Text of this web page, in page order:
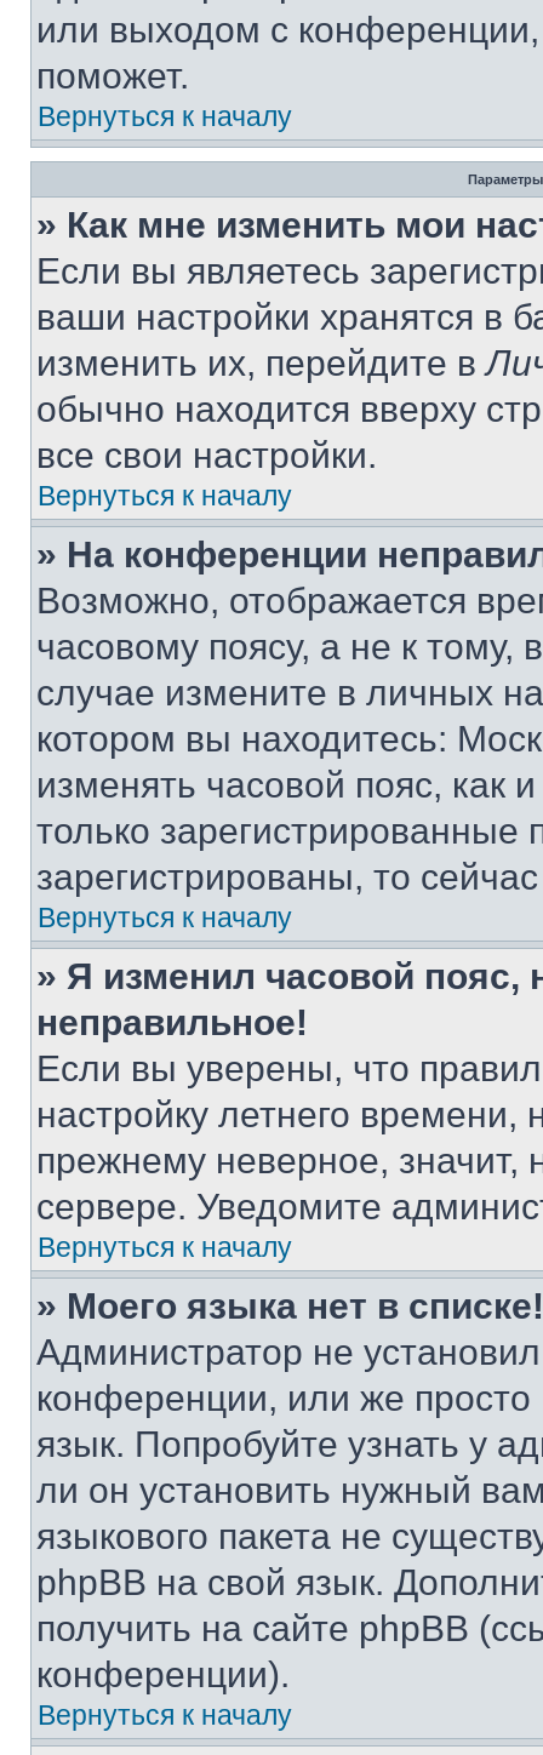
или выходом с
поможет.
Вернуться к началу
Параметры
» Как мне изменить мои
Если вы являетесь
ваши настройки хранятся в
изменить их, перейдите в
обычно находится вверху
все свои настройки.
Вернуться к началу
» На конференции
Возможно, отображается
часовому поясу, а не к тому,
случае измените в личных
котором вы находитесь:
изменять часовой пояс, как
только
зарегистрированы, то
Вернуться к началу
» Я изменил часовой пояс,
неправильное!
Если вы уверены, что
настройку летнего
прежнему неверное, значит,
сервере. Уведомите
Вернуться к началу
» Моего языка нет в списке!
Администратор не
конференции, или же
язык. Попробуйте узнать у
ли он установить нужный
языкового пакета не
phpBB на свой язык.
получить на сайте phpBB
конференции).
Вернуться к началу